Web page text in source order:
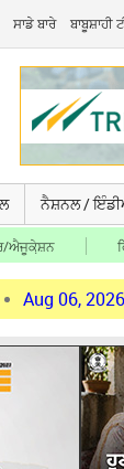
ਸਾਡੇ ਬਾਰੇ ਬਾਬੂਸ਼ਾਹੀ
ਨੈਸ਼ਨਲ /
ਐਜੂਕੇ਼ਸ਼ਨ
Canada